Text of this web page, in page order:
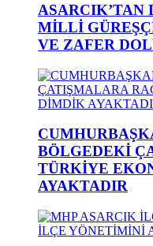
ASARCIK’TAN
MİLLİ
VE ZAFER
BÖLGEDEKİ
TÜRKİYE
AYAKTADIR